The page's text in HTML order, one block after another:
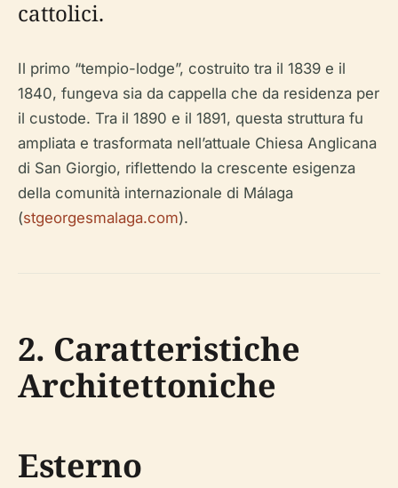
cattolici.
Il primo “tempio-lodge”, costruito tra il 1839 e il
1840, fungeva sia da cappella che da residenza per
il custode. Tra il 1890 e il 1891, questa struttura fu
ampliata e trasformata nell’attuale Chiesa Anglicana
di San Giorgio, riflettendo la crescente esigenza
della comunità internazionale di Málaga
(stgeorgesmalaga.com).
2. Caratteristiche
Architettoniche
Esterno